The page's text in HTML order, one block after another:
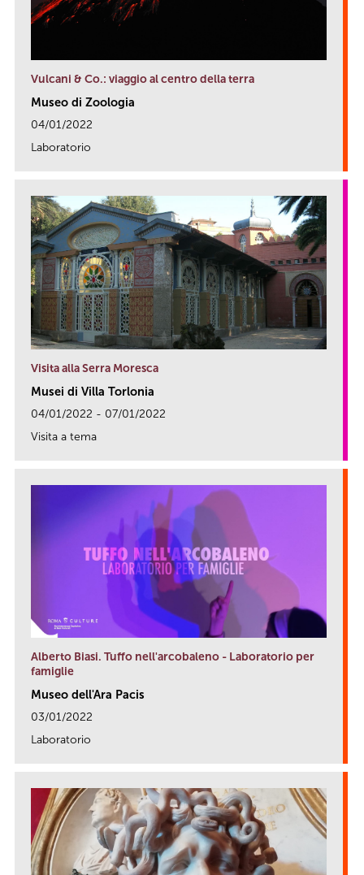
Vulcani & Co.: viaggio al centro della terra
Museo di Zoologia
04/01/2022
Laboratorio
Visita alla Serra Moresca
Musei di Villa Torlonia
04/01/2022 - 07/01/2022
Visita a tema
Alberto Biasi. Tuffo nell'arcobaleno - Laboratorio per
famiglie
Museo dell'Ara Pacis
03/01/2022
Laboratorio